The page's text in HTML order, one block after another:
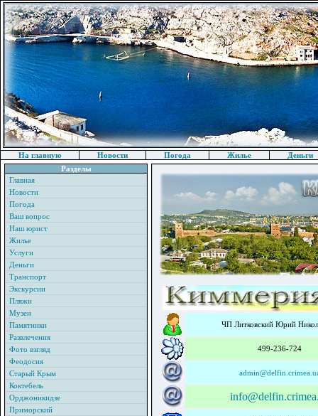
На главную Новости Погода Жилье
Деньги
Разделы
Главная
Новости
Погода
Ваш вопрос
Наш юрист
Жилье
Услуги
Деньги
Транспорт
Экскурсии
Пляжи
Музеи
Памятники
Развлечения
Фото взгляд
Феодосия
Старый Крым
Коктебель
Орджоникидзе
Приморский
ЧП Литковский Юрий
499-236-724